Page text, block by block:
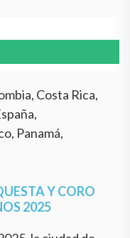
Costa Rica,
Panamá,
Y CORO
2025